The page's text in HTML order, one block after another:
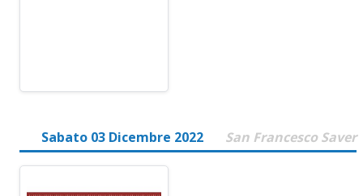
Sabato 03 Dicembre 2022 San Francesco Saver